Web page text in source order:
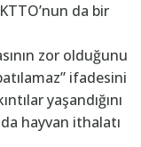
da bir
zor olduğunu
ifadesini
yaşandığını
hayvan ithalatı